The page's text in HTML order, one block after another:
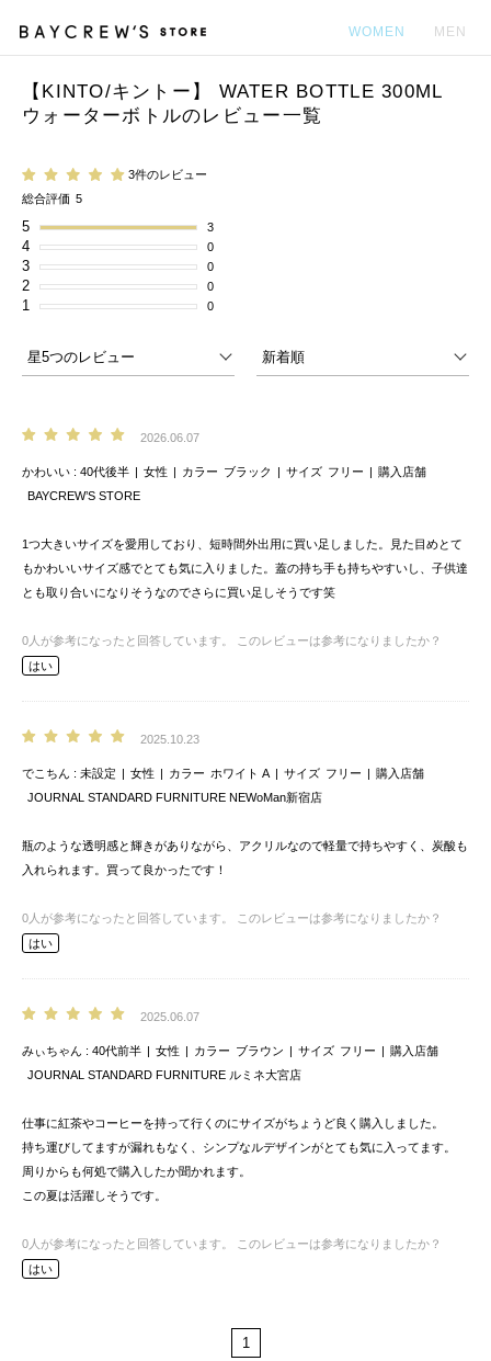
WOMEN MEN
【KINTO/キントー】 WATER BOTTLE 300ML
ウォーターボトルのレビュー一覧
3件のレビュー
総合評価 5
5 3
4 0
3 0
2 0
1 0
2026.06.07
かわいい 40代後半 女性 カラー ブラック サイズ フリー
購入店舗
BAYCREW’S STORE
1つ大きいサイズを愛用しており、短時間外出用に買い足しました。見た目めとて
もかわいいサイズ感でとても気に入りました。蓋の持ち手も持ちやすいし、子供達
とも取り合いになりそうなのでさらに買い足しそうです笑
0 人が参考になったと回答しています。
このレビューは参考になりましたか？
はい
2025.10.23
でこちん 未設定 女性 カラー ホワイト A サイズ フリー
購入店舗
JOURNAL STANDARD FURNITURE NEWoMan新宿店
瓶のような透明感と輝きがありながら、アクリルなので軽量で持ちやすく、炭酸も
入れられます。買って良かったです！
0 人が参考になったと回答しています。
このレビューは参考になりましたか？
はい
2025.06.07
みぃちゃん 40代前半 女性 カラー ブラウン サイズ フリー
購入店舗
JOURNAL STANDARD FURNITURE ルミネ大宮店
仕事に紅茶やコーヒーを持って行くのにサイズがちょうど良く購入しました。
持ち運びしてますが漏れもなく、シンプなルデザインがとても気に入ってます。
周りからも何処で購入したか聞かれます。
この夏は活躍しそうです。
0 人が参考になったと回答しています。
このレビューは参考になりましたか？
はい
1